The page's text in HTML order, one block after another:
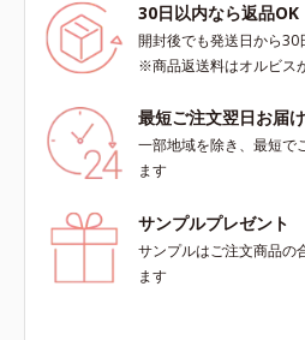
30日以内なら返品OK
開封後でも発送日から
※商品返送料はオルビス
最短ご注文翌日お届け
一部地域を除き、最短で
ます
サンプルプレゼント
サンプルはご注文商品の
ます